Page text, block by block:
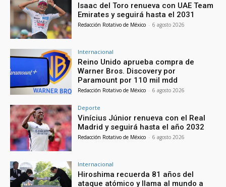
Isaac del Toro renueva con UAE Team
Emirates y seguirá hasta el 2031
Redacción Rotativo de México - 6 agosto 2026
Internacional
Reino Unido aprueba compra de
Warner Bros. Discovery por
Paramount por 110 mil mdd
Redacción Rotativo de México - 6 agosto 2026
Deporte
Vinícius Júnior renueva con el Real
Madrid y seguirá hasta el año 2032
Redacción Rotativo de México - 6 agosto 2026
Internacional
Hiroshima recuerda 81 años del
ataque atómico y llama al mundo a